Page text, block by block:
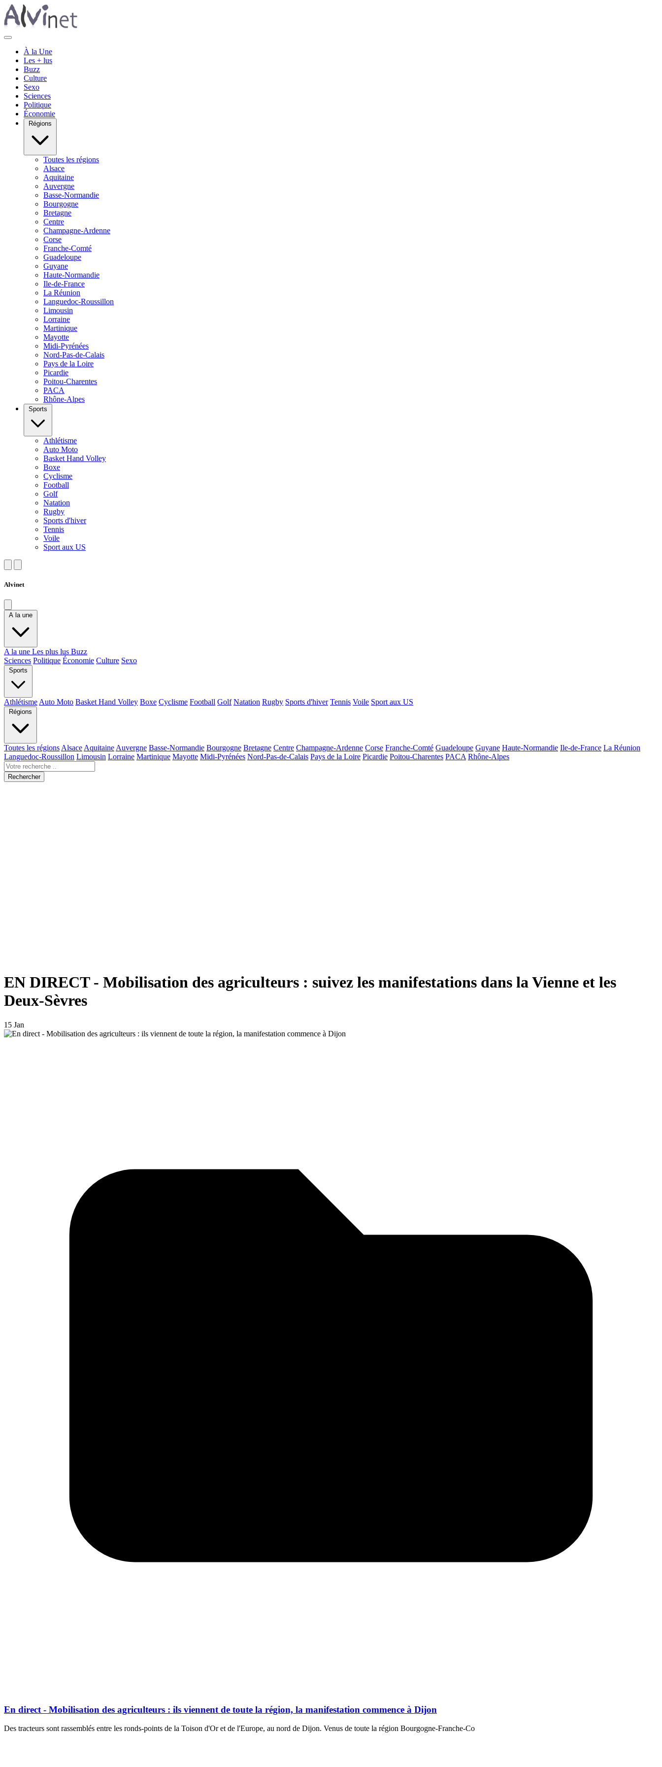
À la Une
Les + lus
Buzz
Culture
Sexo
Sciences
Politique
Économie
Régions
Toutes les régions
Alsace
Aquitaine
Auvergne
Basse-Normandie
Bourgogne
Bretagne
Centre
Champagne-Ardenne
Corse
Franche-Comté
Guadeloupe
Guyane
Haute-Normandie
Ile-de-France
La Réunion
Languedoc-Roussillon
Limousin
Lorraine
Martinique
Mayotte
Midi-Pyrénées
Nord-Pas-de-Calais
Pays de la Loire
Picardie
Poitou-Charentes
PACA
Rhône-Alpes
Sports
Athlétisme
Auto Moto
Basket Hand Volley
Boxe
Cyclisme
Football
Golf
Natation
Rugby
Sports d'hiver
Tennis
Voile
Sport aux US
Alvinet
A la une
A la une Les plus lus Buzz
Sciences Politique Économie Culture Sexo
Sports
Athlétisme Auto Moto Basket Hand Volley Boxe Cyclisme Football Golf Natation Rugby Sports d'hiver Tennis Voile Sport aux US
Régions
Toutes les régions Alsace Aquitaine Auvergne Basse-Normandie Bourgogne Bretagne Centre Champagne-Ardenne Corse Franche-Comté Guadeloupe Guyane Haute-Normandie Ile-de-France La Réunion
Languedoc-Roussillon Limousin Lorraine Martinique Mayotte Midi-Pyrénées Nord-Pas-de-Calais Pays de la Loire Picardie Poitou-Charentes PACA Rhône-Alpes
Rechercher
EN DIRECT - Mobilisation des agriculteurs : suivez les manifestations dans la Vienne et les
Deux-Sèvres
15 Jan
En direct - Mobilisation des agriculteurs : ils viennent de toute la région, la manifestation commence à Dijon
Des tracteurs sont rassemblés entre les ronds-points de la Toison d'Or et de l'Europe, au nord de Dijon. Venus de toute la région Bourgogne-Franche-Co